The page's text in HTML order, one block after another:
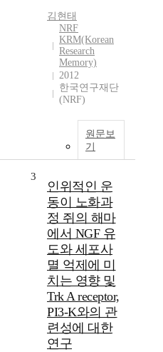
김현태
NRF
KRM(Korean
Research
Memory)
2012
한국연구재단
(NRF)
원문보
기
3
인위적인 운
동이 노화과
정 쥐의 해마
에서 NGF 유
도와 세포사
멸 억제에 미
치는 영향 및
Trk A receptor,
PI3-K와의 관
련성에 대한
연구